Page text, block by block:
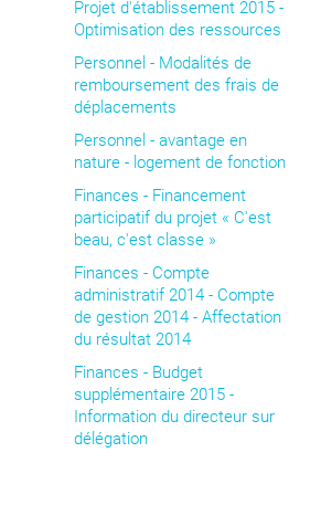
Projet d'établissement 2015 -
Optimisation des ressources
Personnel - Modalités de
remboursement des frais de
déplacements
Personnel - avantage en
nature - logement de fonction
Finances - Financement
participatif du projet « C'est
beau, c'est classe »
Finances - Compte
administratif 2014 - Compte
de gestion 2014 - Affectation
du résultat 2014
Finances - Budget
supplémentaire 2015 -
Information du directeur sur
délégation